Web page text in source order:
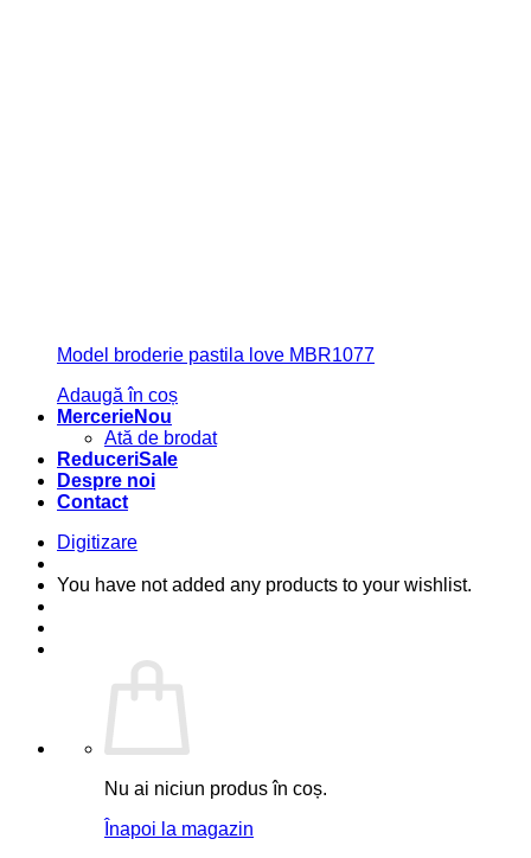
Model broderie pastila love MBR1077
Adaugă în coș
Mercerie
Ată de brodat
Reduceri
Despre noi
Contact
Digitizare
You have not added any products to your wishlist.
Nu ai niciun produs în coș.
Înapoi la magazin